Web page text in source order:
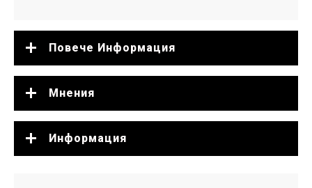
Повече Информация
Мнения
Информация